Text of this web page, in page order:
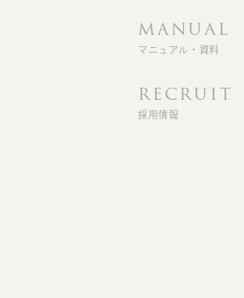
MANUAL
マニュアル・資料
RECRUIT
採用情報